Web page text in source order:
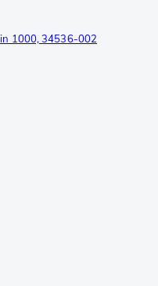
1000, 34536-002